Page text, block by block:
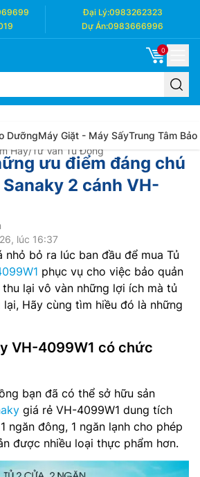
Đại Lý:0983262323
Dự Án:0983666996
0
DưỡngMáy Giặt - Máy SấyTrung Tâm Bảo
Hay/Tư Vấn Tủ Đông
ưu điểm đáng chú
2 cánh VH-
lúc 16:37
nhỏ bỏ ra lúc ban đầu để mua Tủ
phục vụ cho việc bảo quản
lại vô vàn những lợi ích mà tủ
Hãy cùng tìm hiều đó là những
VH-4099W1 có chức
bạn đã có thể sở hữu sản
giá rẻ VH-4099W1 dung tích
ngăn đông, 1 ngăn lạnh cho phép
được nhiều loại thực phẩm hơn.